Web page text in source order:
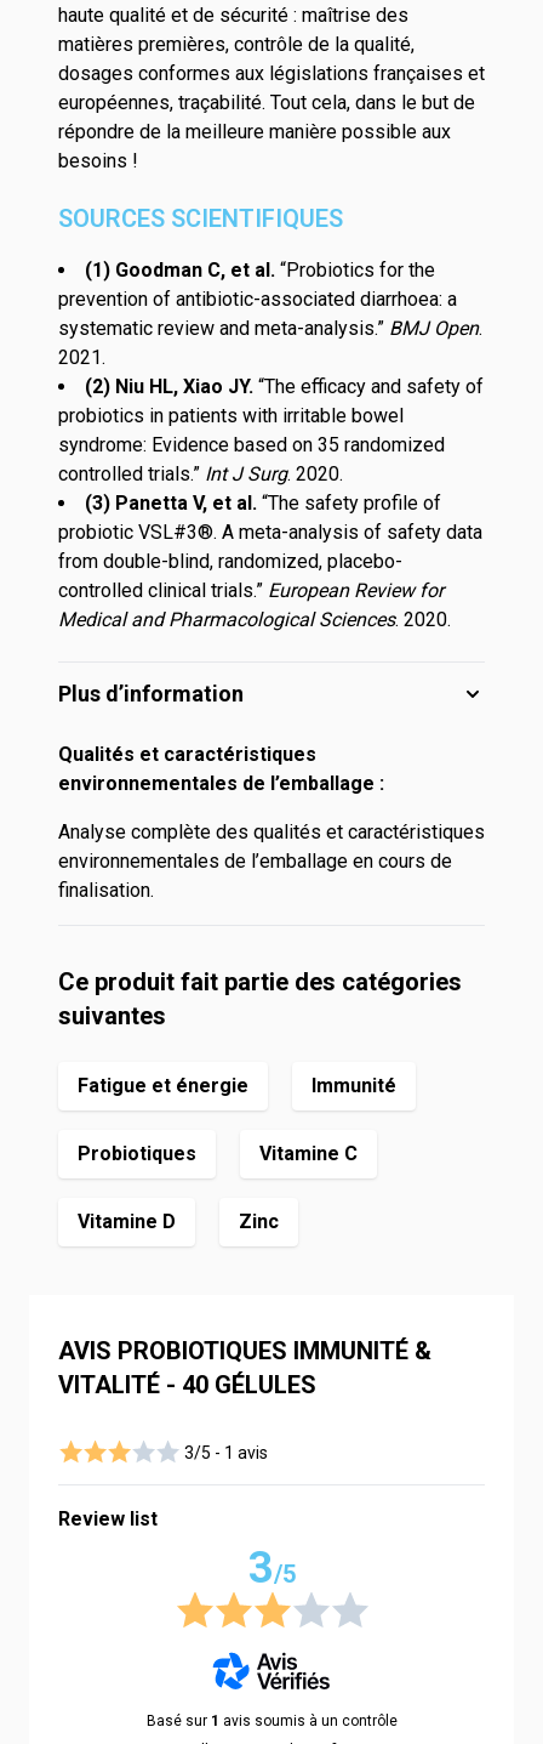
haute qualité et de sécurité : maîtrise des
matières premières, contrôle de la qualité,
dosages conformes aux législations françaises et
européennes, traçabilité. Tout cela, dans le but de
répondre de la meilleure manière possible aux
besoins !
SOURCES SCIENTIFIQUES
(1) Goodman C, et al. “Probiotics for the
prevention of antibiotic-associated diarrhoea: a
systematic review and meta-analysis.” BMJ Open.
2021.
(2) Niu HL, Xiao JY. “The efficacy and safety of
probiotics in patients with irritable bowel
syndrome: Evidence based on 35 randomized
controlled trials.” Int J Surg. 2020.
(3) Panetta V, et al. “The safety profile of
probiotic VSL#3®. A meta-analysis of safety data
from double-blind, randomized, placebo-
controlled clinical trials.” European Review for
Medical and Pharmacological Sciences. 2020.
Plus d’information
Qualités et caractéristiques
environnementales de l’emballage :
Analyse complète des qualités et caractéristiques
environnementales de l’emballage en cours de
finalisation.
Ce produit fait partie des catégories
suivantes
Fatigue et énergie Immunité
Probiotiques Vitamine C
Vitamine D Zinc
AVIS PROBIOTIQUES IMMUNITÉ &
VITALITÉ - 40 GÉLULES
3/5 - 1 avis
Review list
3/5
Basé sur 1 avis soumis à un contrôle